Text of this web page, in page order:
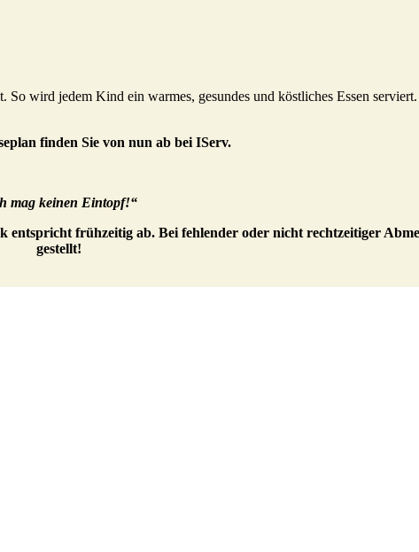
So wird jedem Kind ein warmes, gesundes und köstliches Essen
finden Sie von nun ab bei IServ.
mag keinen Eintopf!“
entspricht frühzeitig ab. Bei fehlender oder nicht rechtzeitiger
gestellt!